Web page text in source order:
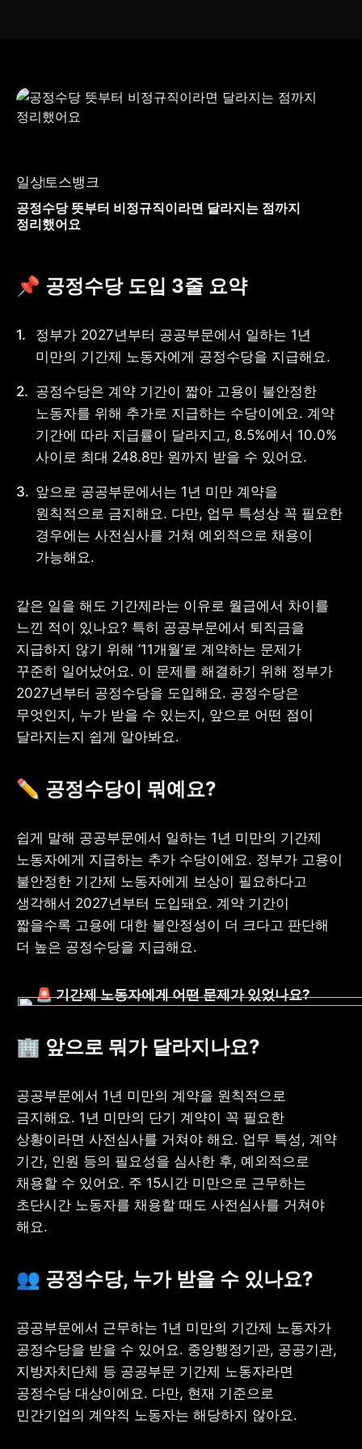
주소 : 06133 서울특별시 강남구
한국지식재산센터)
고객센터
전화 : 1661-7654(24시간 연중무휴)
해외전화 : +82-2-6975-9000
개인정보
처리방침
신용정보활용체제
이용자유의사항
보호금융상품등록부
상품공시실
공지사항
준법제보
외부채널
경영공시
채널
일상토스뱅크
공정수당 뜻부터 비정규직이라면 달라지는 점까지
정리했어요
📌 공정수당 도입 3줄 요약
정부가 2027년부터 공공부문에서 일하는 1년
미만의 기간제 노동자에게 공정수당을 지급해요.
공정수당은 계약 기간이 짧아 고용이 불안정한
노동자를 위해 추가로 지급하는 수당이에요. 계약
기간에 따라 지급률이 달라지고, 8.5%에서 10.0%
사이로 최대 248.8만 원까지 받을 수 있어요.
앞으로 공공부문에서는 1년 미만 계약을
원칙적으로 금지해요. 다만, 업무 특성상 꼭 필요한
경우에는 사전심사를 거쳐 예외적으로 채용이
가능해요.
같은 일을 해도 기간제라는 이유로 월급에서 차이를
느낀 적이 있나요? 특히 공공부문에서 퇴직금을
지급하지 않기 위해 ‘11개월’로 계약하는 문제가
꾸준히 일어났어요. 이 문제를 해결하기 위해 정부가
2027년부터 공정수당을 도입해요. 공정수당은
무엇인지, 누가 받을 수 있는지, 앞으로 어떤 점이
달라지는지 쉽게 알아봐요.
✏️ 공정수당이 뭐예요?
쉽게 말해 공공부문에서 일하는 1년 미만의 기간제
노동자에게 지급하는 추가 수당이에요. 정부가 고용이
불안정한 기간제 노동자에게 보상이 필요하다고
생각해서 2027년부터 도입돼요. 계약 기간이
짧을수록 고용에 대한 불안정성이 더 크다고 판단해
더 높은 공정수당을 지급해요.
🚨 기간제 노동자에게 어떤 문제가 있었나요?
🏢 앞으로 뭐가 달라지나요?
공공부문에서 1년 미만의 계약을 원칙적으로
금지해요. 1년 미만의 단기 계약이 꼭 필요한
상황이라면 사전심사를 거쳐야 해요. 업무 특성, 계약
기간, 인원 등의 필요성을 심사한 후, 예외적으로
채용할 수 있어요. 주 15시간 미만으로 근무하는
초단시간 노동자를 채용할 때도 사전심사를 거쳐야
해요.
👥 공정수당, 누가 받을 수 있나요?
공공부문에서 근무하는 1년 미만의 기간제 노동자가
공정수당을 받을 수 있어요. 중앙행정기관, 공공기관,
지방자치단체 등 공공부문 기간제 노동자라면
공정수당 대상이에요. 다만, 현재 기준으로
민간기업의 계약직 노동자는 해당하지 않아요.